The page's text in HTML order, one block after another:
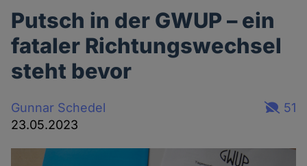
Putsch in der GWUP – ein
fataler Richtungswechsel
steht bevor
Gunnar Schedel
23.05.2023
51